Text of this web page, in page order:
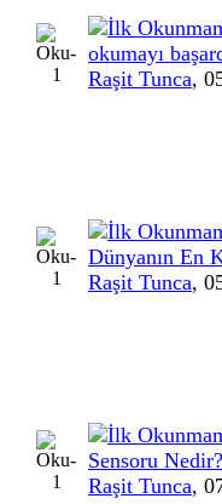
okumayı
Raşit Tunca,
Dünyanın En
Raşit Tunca,
Sensoru Nedir?
Raşit Tunca,